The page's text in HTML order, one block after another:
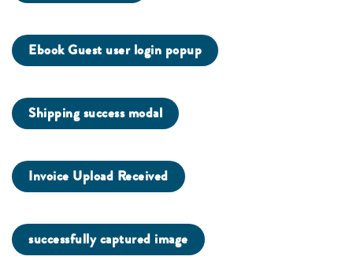
Ebook Guest user login popup
Shipping success modal
Invoice Upload Received
successfully captured image